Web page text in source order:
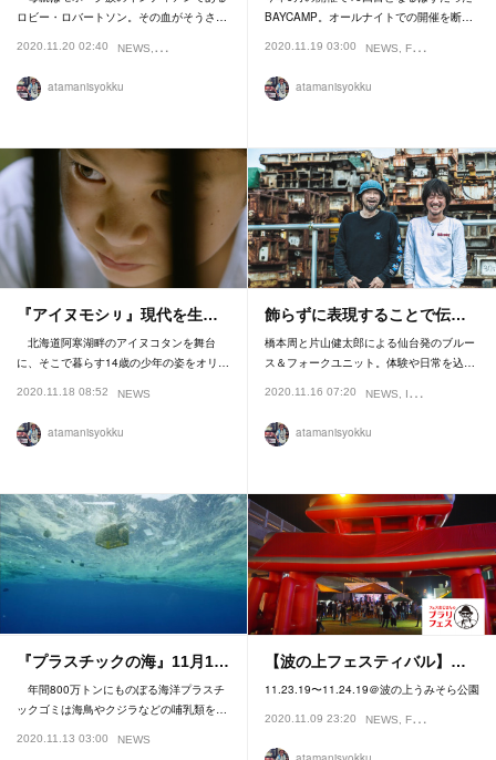
ロビー・ロバートソン。その血がそうさ…
2020.11.20 02:40 NEWS REVIEW
atamanisyokku
BAYCAMP。オールナイトでの開催を断…
2020.11.19 03:00 NEWS FESTIVAL
atamanisyokku
『アイヌモシㇼ』現代を生…
北海道阿寒湖畔のアイヌコタンを舞台
に、そこで暮らす14歳の少年の姿をオリ…
2020.11.18 08:52 NEWS
atamanisyokku
飾らずに表現することで伝…
橋本周と片山健太郎による仙台発のブルー
ス＆フォークユニット。体験や日常を込…
2020.11.16 07:20 NEWS INTERVIEW
atamanisyokku
『プラスチックの海』11月1…
年間800万トンにものぼる海洋プラスチ
ックゴミは海鳥やクジラなどの哺乳類を…
2020.11.13 03:00 NEWS
【波の上フェスティバル】…
11.23.19〜11.24.19＠波の上うみそら公園
2020.11.09 23:20 NEWS FESTIVAL